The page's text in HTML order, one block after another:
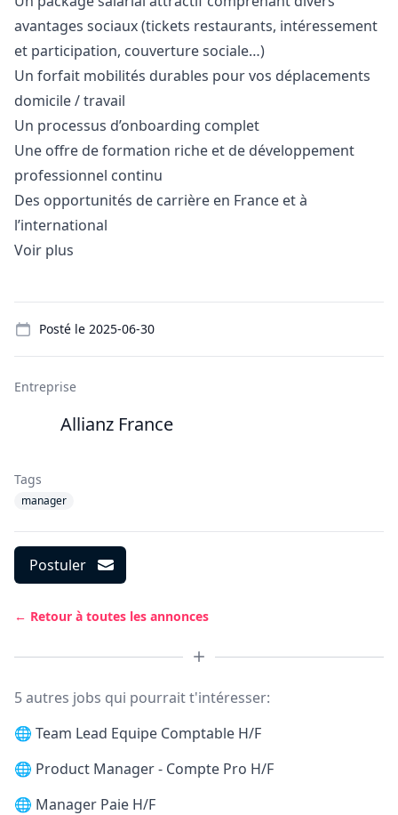
avantages sociaux (tickets restaurants, intéressement
et participation, couverture sociale…)
Un forfait mobilités durables pour vos déplacements
domicile / travail
Un processus d’onboarding complet
Une offre de formation riche et de développement
professionnel continu
Des opportunités de carrière en France et à
l’international
Voir plus
Posté le 2025-06-30
Entreprise
Allianz France
Tags
manager
Postuler
← Retour à toutes les annonces
5 autres jobs qui pourrait t'intéresser:
🌐 Team Lead Equipe Comptable H/F
🌐 Product Manager - Compte Pro H/F
🌐 Manager Paie H/F